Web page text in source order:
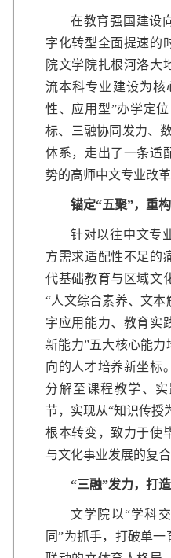
在教育强国建设
字化转型全面提速的
院文学院扎根河洛大
流本科专业建设为核
性、应用型”办学定
标、三融协同发力、
体系，走出了一条适
势的高师中文专业改革
锚定“五聚”，重
针对以往中文专
方需求适配性不足的
代基础教育与区域文
“人文综合素养、文
字应用能力、教育实
新能力”五大核心能
向的人才培养新坐标
分解至课程教学、
节，实现从“知识传授
根本转变，致力于使
与文化事业发展的复合
“三融”发力，打
文学院以“学科
同”为抓手，打破单